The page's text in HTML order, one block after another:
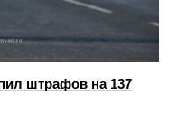
штрафов на 137